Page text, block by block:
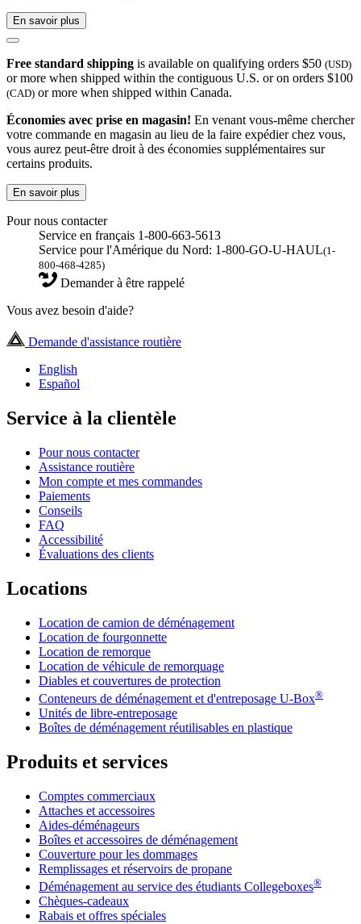
En savoir plus
Free standard shipping is available on qualifying orders $50 (USD)
or more when shipped within the contiguous U.S. or on orders $100
(CAD) or more when shipped within Canada.
Économies avec prise en magasin! En venant vous-même chercher
votre commande en magasin au lieu de la faire expédier chez vous,
vous aurez peut-être droit à des économies supplémentaires sur
certains produits.
En savoir plus
Pour nous contacter
Service en français 1-800-663-5613
Service pour l'Amérique du Nord: 1-800-GO-U-HAUL(1-
800-468-4285)
Demander à être rappelé
Vous avez besoin d'aide?
Demande d'assistance routière
English
Español
Service à la clientèle
Pour nous contacter
Assistance routière
Mon compte et mes commandes
Paiements
Conseils
FAQ
Accessibilité
Évaluations des clients
Locations
Location de camion de déménagement
Location de fourgonnette
Location de remorque
Location de véhicule de remorquage
Diables et couvertures de protection
Conteneurs de déménagement et d'entreposage U-Box®
Unités de libre-entreposage
Boîtes de déménagement réutilisables en plastique
Produits et services
Comptes commerciaux
Attaches et accessoires
Aides-déménageurs
Boîtes et accessoires de déménagement
Couverture pour les dommages
Remplissages et réservoirs de propane
Déménagement au service des étudiants Collegeboxes®
Chèques-cadeaux
Rabais et offres spéciales